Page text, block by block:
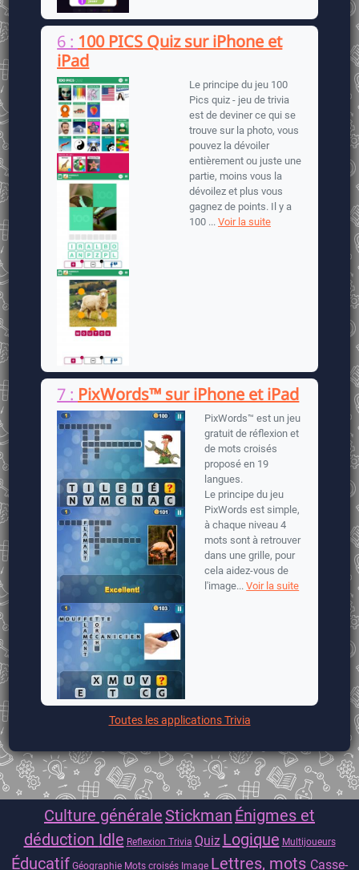
6 : 100 PICS Quiz sur iPhone et
iPad
Le principe du jeu 100
Pics quiz - jeu de trivia
est de deviner ce qui se
trouve sur la photo, vous
pouvez la dévoiler
entièrement ou juste une
partie, moins vous la
dévoilez et plus vous
gagnez de points. Il y a
100 ... Voir la suite
7 : PixWords™ sur iPhone et iPad
PixWords™ est un jeu
gratuit de réflexion et
de mots croisés
proposé en 19
langues.
Le principe du jeu
PixWords est simple,
à chaque niveau 4
mots sont à retrouver
dans une grille, pour
cela aidez-vous de
l'image...Voir la suite
Toutes les applications Trivia
Culture générale Stickman Énigmes et
déduction Idle Reflexion Trivia Quiz Logique Multijoueurs
Éducatif Géographie Mots croisés Image Lettres, mots Casse-